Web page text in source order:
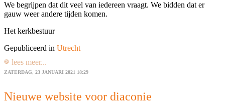
We begrijpen dat dit veel van iedereen vraagt. We bidden dat er
gauw weer andere tijden komen.
Het kerkbestuur
Gepubliceerd in Utrecht
lees meer...
ZATERDAG, 23 JANUARI 2021 18:29
Nieuwe website voor diaconie